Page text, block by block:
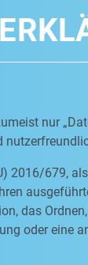
nur
2016/679,
das
oder eine